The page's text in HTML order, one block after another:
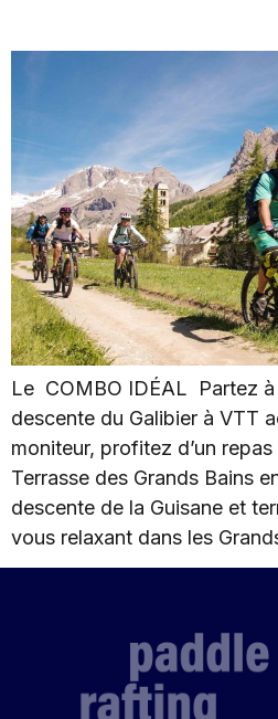
Le COMBO IDÉAL Partez à
descente du Galibier à VTT
moniteur, profitez d’un
Terrasse des Grands Bains
descente de la Guisane et
vous relaxant dans les